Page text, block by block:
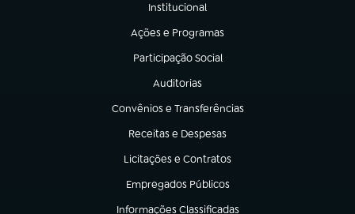
Institucional
(abre em nova aba)
Ações e Programas
(abre em nova aba)
Participação Social
(abre em nova aba)
Auditorias
(abre em nova aba)
Convênios e Transferências
(abre em nova aba)
Receitas e Despesas
(abre em nova aba)
Licitações e Contratos
(abre em nova aba)
Empregados Públicos
(abre em nova aba)
Informações Classificadas